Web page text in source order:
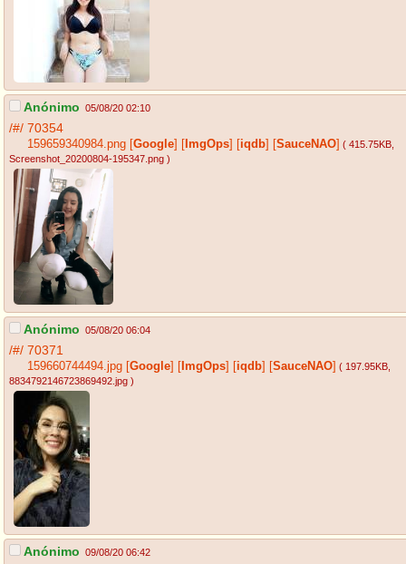
Anónimo 05/08/20 02:10
/#/ 70354
159659340984.png [Google] [ ImgOps] [iqdb] [SauceNAO] ( 415.75KB
Screenshot_20200804-195347.png )
Anónimo 05/08/20 06:04
/#/ 70371
159660744494.jpg [Google] [ ImgOps] [iqdb] [SauceNAO] ( 197.95KB
8834792146723869492.jpg )
Anónimo 09/08/20 06:42